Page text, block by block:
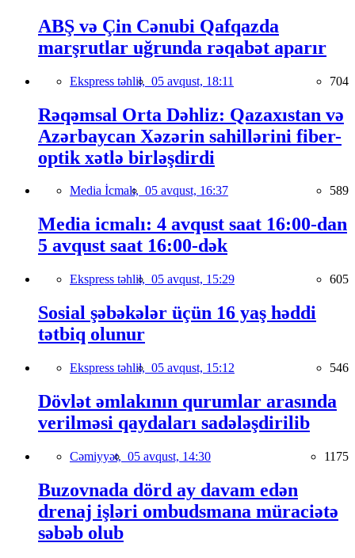
ABŞ və Çin Cənubi Qafqazda
marşrutlar uğrunda rəqabət aparır
Ekspress təhlil, 05 avqust, 18:11 704
Rəqəmsal Orta Dəhliz: Qazaxıstan və
Azərbaycan Xəzərin sahillərini fiber-
optik xətlə birləşdirdi
Media İcmalı, 05 avqust, 16:37 589
Media icmalı: 4 avqust saat 16:00-dan
5 avqust saat 16:00-dək
Ekspress təhlil, 05 avqust, 15:29 605
Sosial şəbəkələr üçün 16 yaş həddi
tətbiq olunur
Ekspress təhlil, 05 avqust, 15:12 546
Dövlət əmlakının qurumlar arasında
verilməsi qaydaları sadələşdirilib
Cəmiyyət, 05 avqust, 14:30 1175
Buzovnada dörd ay davam edən
drenaj işləri ombudsmana müraciətə
səbəb olub